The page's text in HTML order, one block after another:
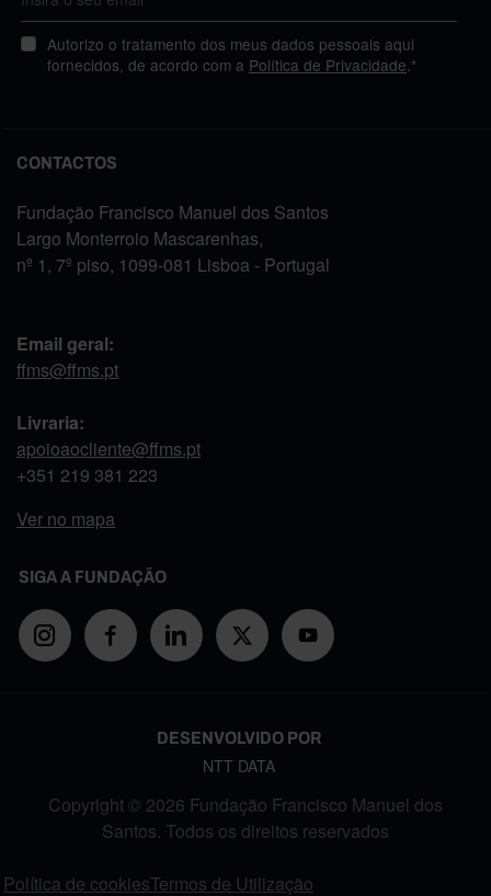
Autorizo o tratamento dos meus dados pessoais aqui
fornecidos, de acordo com a Política de Privacidade .*
CONTACTOS
Fundação Francisco Manuel dos Santos
Largo Monterroio Mascarenhas,
nº 1, 7º piso, 1099-081 Lisboa - Portugal
Email geral:
ffms@ffms.pt
Livraria:
apoioaocliente@ffms.pt
+351 219 381 223
Ver no mapa
SIGA A FUNDAÇÃO
DESENVOLVIDO POR
NTT DATA
Copyright © 2026 Fundação Francisco Manuel dos
Santos. Todos os direitos reservados
Política de cookiesTermos de Utilização